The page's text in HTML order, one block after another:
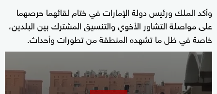
وأكد الملك ورئيس دولة الإمارات في ختام لقائهما حرصهما
على مواصلة التشاور الأخوي والتنسيق المشترك بين البلدين،
خاصة في ظل ما تشهده المنطقة من تطورات وأحداث.
seconds